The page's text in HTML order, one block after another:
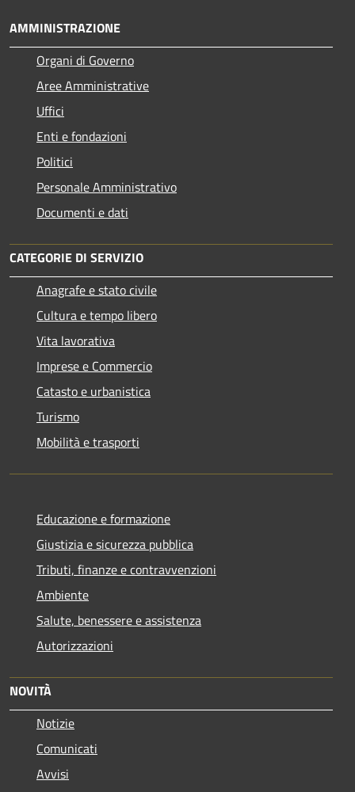
AMMINISTRAZIONE
Organi di Governo
Aree Amministrative
Uffici
Enti e fondazioni
Politici
Personale Amministrativo
Documenti e dati
CATEGORIE DI SERVIZIO
Anagrafe e stato civile
Cultura e tempo libero
Vita lavorativa
Imprese e Commercio
Catasto e urbanistica
Turismo
Mobilità e trasporti
Educazione e formazione
Giustizia e sicurezza pubblica
Tributi, finanze e contravvenzioni
Ambiente
Salute, benessere e assistenza
Autorizzazioni
NOVITÀ
Notizie
Comunicati
Avvisi